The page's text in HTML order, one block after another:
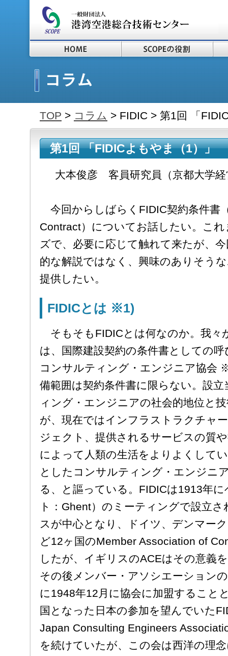
TOP > コラム > FIDIC > 第1回 「
第1回 「FIDICよもやま（1
大本俊彦 客員研究員（京都大学
今回からしばらくFIDIC契約条件書
Contract）についてお話したい。こ
ズで、必要に応じて触れて来たが、
的な解説ではなく、興味のありそう
提供したい。
FIDICとは ※1)
そもそもFIDICとは何なのか。我々
は、国際建設契約の条件書としての
コンサルティング・エンジニア協会
備範囲は契約条件書に限らない。設
ィング・エンジニアの社会的地位と
が、現在ではインフラストラクチャ
ジェクト、提供されるサービスの質
によって人類の生活をよりよくして
としたコンサルティング・エンジニ
る、と謳っている。FIDICは1913年
ト：Ghent）のミーティングで設立
スが中心となり、ドイツ、デンマー
ど12ヶ国のMember Association of
したが、イギリスのACEはその意義
その後メンバー・アソシエーション
に1948年12月に協会に加盟すること
国となった日本の参加を望んでいた
Japan Consulting Engineers
を続けていたが、この会は西洋の理